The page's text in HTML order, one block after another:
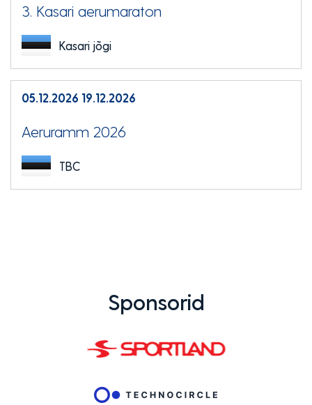
VÕISTLUSED
3. Kasari aerumaraton
Kasari jõgi
05.12.2026 19.12.2026
Aeruramm 2026
TBC
Sponsorid